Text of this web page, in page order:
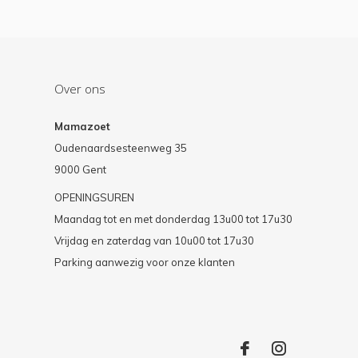
Over ons
Mamazoet
Oudenaardsesteenweg 35
9000 Gent
OPENINGSUREN
Maandag tot en met donderdag 13u00 tot 17u30
Vrijdag en zaterdag van 10u00 tot 17u30
Parking aanwezig voor onze klanten